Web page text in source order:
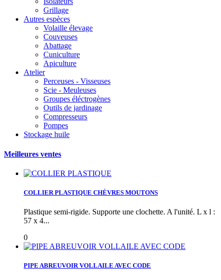
Grillage
Autres espèces
Volaille élevage
Couveuses
Abattage
Cuniculture
Apiculture
Atelier
Perceuses - Visseuses
Scie - Meuleuses
Groupes éléctrogènes
Outils de jardinage
Compresseurs
Pompes
Stockage huile
Meilleures ventes
COLLIER PLASTIQUE CHÈVRES MOUTONS
Plastique semi-rigide. Supporte une clochette. A l'unité. L x l :
57 x 4...
0
PIPE ABREUVOIR VOLLAILE AVEC CODE